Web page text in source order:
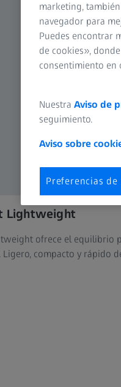
Lightweight
ofrece el equilibrio
compacto y rápido
marketing,
navegador para
Puedes encontrar
de cookies»,
consentimiento en
Nuestra Aviso de
seguimiento.
Aviso sobre
Preferencias de